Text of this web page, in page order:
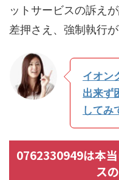
ットサービスの訴え
差押さえ、強制執行
イオン
出来ず
してみ
0762330949は本
ス